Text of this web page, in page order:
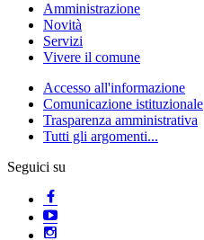
Amministrazione
Novità
Servizi
Vivere il comune
Accesso all'informazione
Comunicazione istituzionale
Trasparenza amministrativa
Tutti gli argomenti...
Seguici su